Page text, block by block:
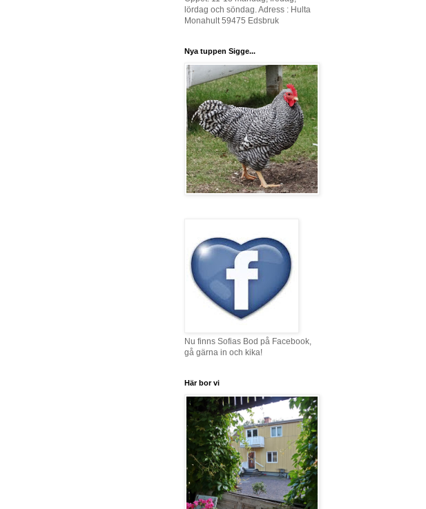
lördag och söndag. Adress : Hulta
Monahult 59475 Edsbruk
Nya tuppen Sigge...
Nu finns Sofias Bod på Facebook,
gå gärna in och kika!
Här bor vi